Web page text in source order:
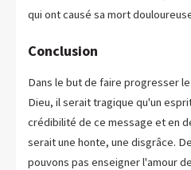
qui ont causé sa mort
Conclusion
Dans le but de faire progresser
Dieu, il serait tragique qu'un
crédibilité de ce message et en
serait une honte, une disgrâce.
pouvons pas enseigner l'amour